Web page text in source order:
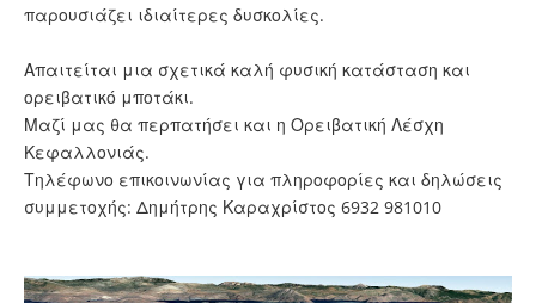
παρουσιάζει ιδιαίτερες δυσκολίες.
Απαιτείται μια σχετικά καλή φυσική κατάσταση και
ορειβατικό μποτάκι.
Μαζί μας θα περπατήσει και η Ορειβατική Λέσχη
Κεφαλλονιάς.
Τηλέφωνο επικοινωνίας για πληροφορίες και δηλώσεις
συμμετοχής: Δημήτρης Καραχρίστος 6932 981010